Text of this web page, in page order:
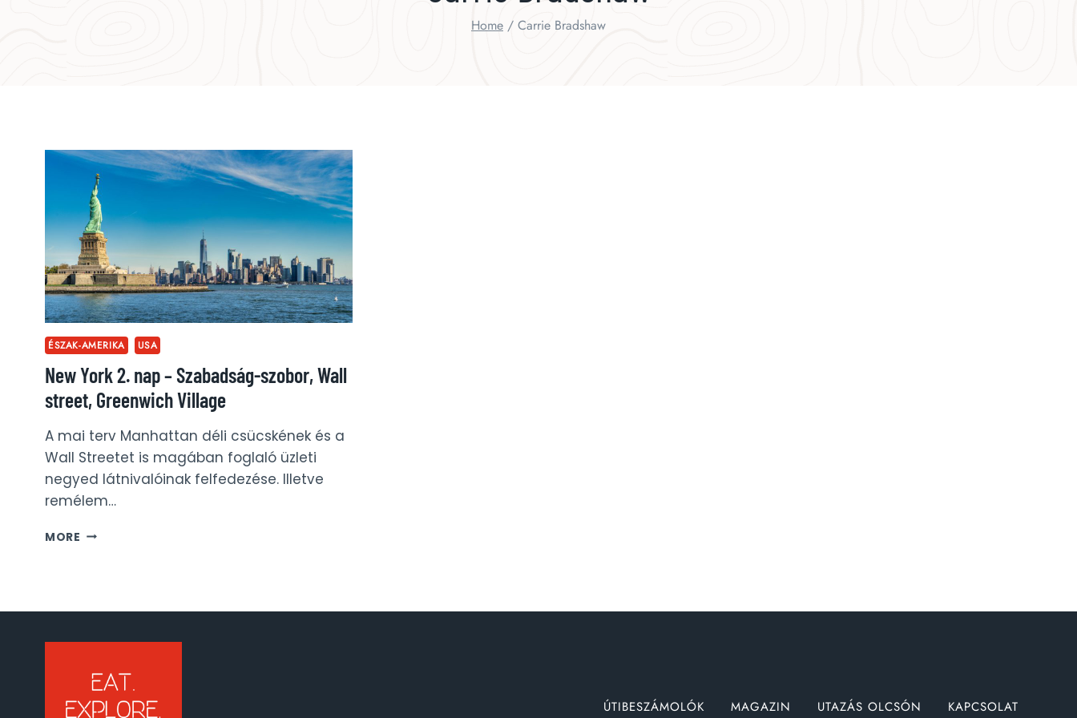
Home / Carrie Bradshaw
ÉSZAK-AMERIKA USA
New York 2. nap – Szabadság-szobor, Wall
street, Greenwich Village
A mai terv Manhattan déli csücskének és a
Wall Streetet is magában foglaló üzleti
negyed látnivalóinak felfedezése. Illetve
remélem…
MORE NEW
GREENWICH
VILLAGE
ÚTIBESZÁMOLÓK MAGAZIN UTAZÁS OLCSÓN KAPCSOLAT